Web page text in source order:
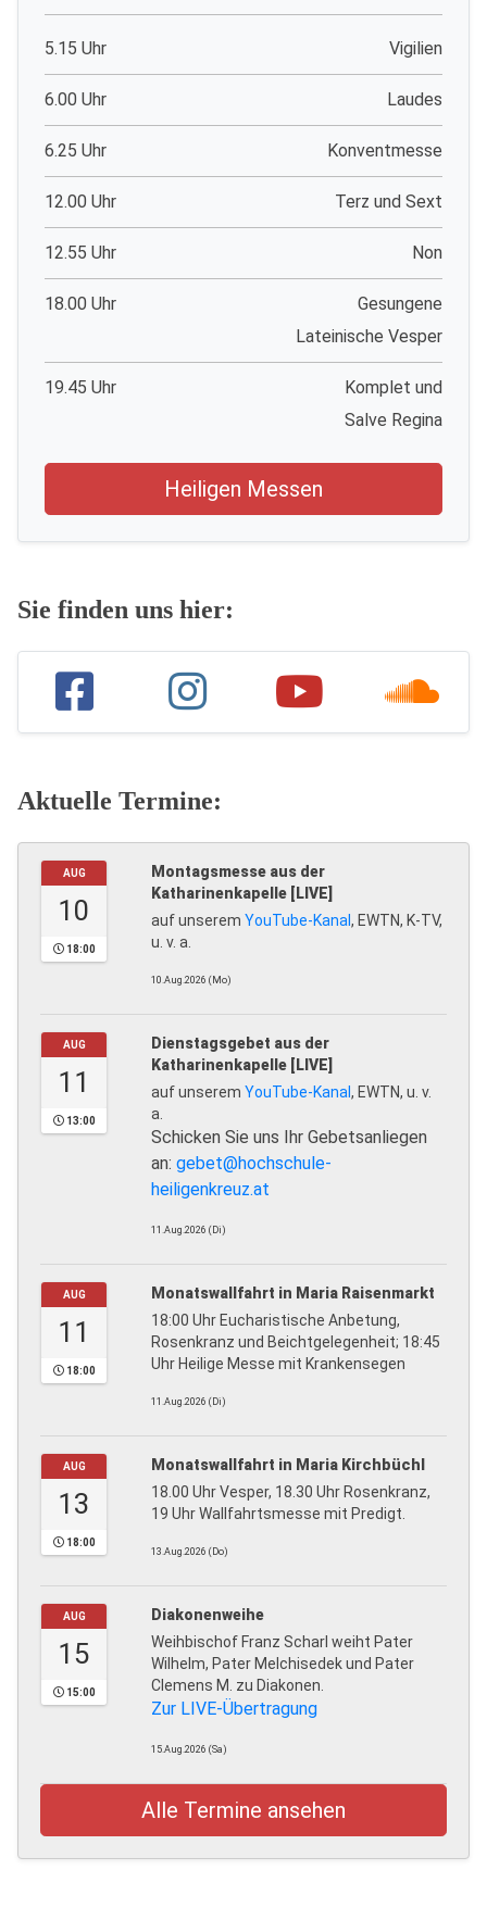
5.15 Uhr Vigilien
6.00 Uhr Laudes
6.25 Uhr Konventmesse
12.00 Uhr Terz und Sext
12.55 Uhr Non
18.00 Uhr
Gesungene
Lateinische Vesper
19.45 Uhr
Komplet und
Salve Regina
Heiligen Messen
Sie finden uns hier:
Aktuelle Termine:
AUG
10
18:00
Montagsmesse aus der
Katharinenkapelle [LIVE]
auf unserem YouTube-Kanal, EWTN, K-TV,
u. v. a.
10.Aug.2026 (Mo)
AUG
11
13:00
Dienstagsgebet aus der
Katharinenkapelle [LIVE]
auf unserem YouTube-Kanal, EWTN, u. v.
a.
Schicken Sie uns Ihr Gebetsanliegen
an: gebet@hochschule-
heiligenkreuz.at
11.Aug.2026 (Di)
AUG
11
18:00
Monatswallfahrt in Maria Raisenmarkt
18:00 Uhr Eucharistische Anbetung,
Rosenkranz und Beichtgelegenheit; 18:45
Uhr Heilige Messe mit Krankensegen
11.Aug.2026 (Di)
AUG
13
18:00
Monatswallfahrt in Maria Kirchbüchl
18.00 Uhr Vesper, 18.30 Uhr Rosenkranz,
19 Uhr Wallfahrtsmesse mit Predigt.
13.Aug.2026 (Do)
AUG
15
15:00
Diakonenweihe
Weihbischof Franz Scharl weiht Pater
Wilhelm, Pater Melchisedek und Pater
Clemens M. zu Diakonen.
Zur LIVE-Übertragung
15.Aug.2026 (Sa)
Alle Termine ansehen